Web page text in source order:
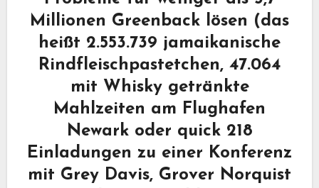
Millionen Greenback lösen (das
heißt 2.553.739 jamaikanische
Rindfleischpastetchen, 47.064
mit Whisky getränkte
Mahlzeiten am Flughafen
Newark oder quick 218
Einladungen zu einer Konferenz
mit Grey Davis, Grover Norquist